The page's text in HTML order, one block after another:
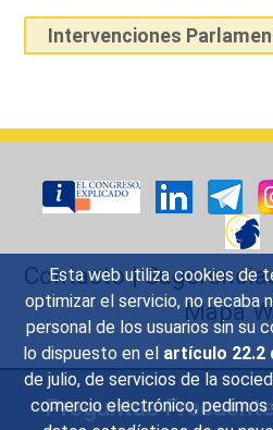
Esta web utiliza cookies de
optimizar el servicio, no recaba
personal de los usuarios sin su
lo dispuesto en el artículo 22.2
de julio, de servicios de la
comercio electrónico, pedimos
Intervenciones
Contacto|
Mapa
Preguntas